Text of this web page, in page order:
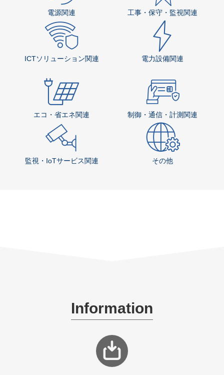
電源関連 工事・保守・監視関連
ICTソリューション関連 電力設備関連
エコ・省エネ関連 制御・通信・計測関連
監視・IoTサービス関連 その他
Information